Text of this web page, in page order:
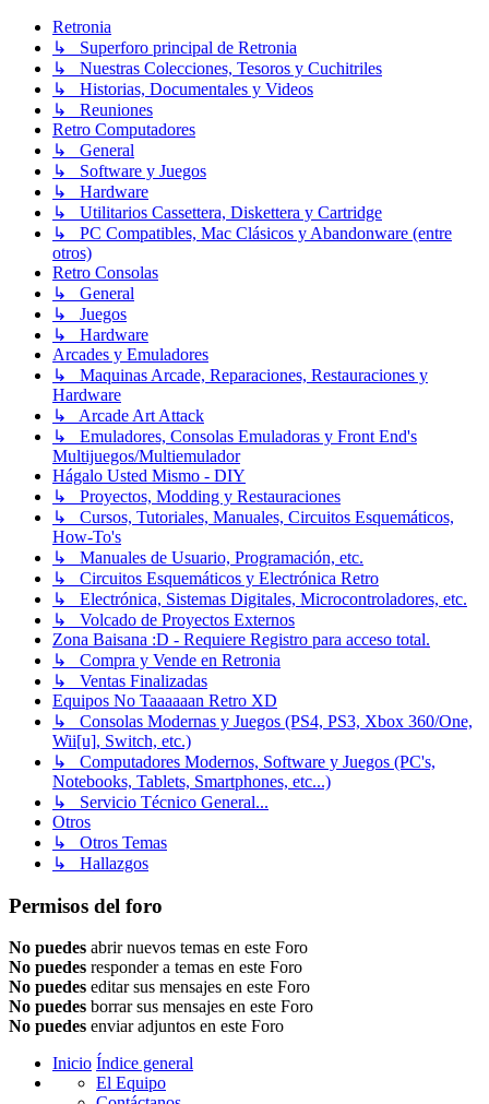
Retronia
↳ Superforo principal de Retronia
↳ Nuestras Colecciones, Tesoros y Cuchitriles
↳ Historias, Documentales y Videos
↳ Reuniones
Retro Computadores
↳ General
↳ Software y Juegos
↳ Hardware
↳ Utilitarios Cassettera, Diskettera y Cartridge
↳ PC Compatibles, Mac Clásicos y Abandonware (entre
otros)
Retro Consolas
↳ General
↳ Juegos
↳ Hardware
Arcades y Emuladores
↳ Maquinas Arcade, Reparaciones, Restauraciones y
Hardware
↳ Arcade Art Attack
↳ Emuladores, Consolas Emuladoras y Front End's
Multijuegos/Multiemulador
Hágalo Usted Mismo - DIY
↳ Proyectos, Modding y Restauraciones
↳ Cursos, Tutoriales, Manuales, Circuitos Esquemáticos,
How-To's
↳ Manuales de Usuario, Programación, etc.
↳ Circuitos Esquemáticos y Electrónica Retro
↳ Electrónica, Sistemas Digitales, Microcontroladores, etc.
↳ Volcado de Proyectos Externos
Zona Baisana :D - Requiere Registro para acceso total.
↳ Compra y Vende en Retronia
↳ Ventas Finalizadas
Equipos No Taaaaaan Retro XD
↳ Consolas Modernas y Juegos (PS4, PS3, Xbox 360/One,
Wii[u], Switch, etc.)
↳ Computadores Modernos, Software y Juegos (PC's,
Notebooks, Tablets, Smartphones, etc...)
↳ Servicio Técnico General...
Otros
↳ Otros Temas
↳ Hallazgos
Permisos del foro
No puedes abrir nuevos temas en este Foro
No puedes responder a temas en este Foro
No puedes editar sus mensajes en este Foro
No puedes borrar sus mensajes en este Foro
No puedes enviar adjuntos en este Foro
Inicio Índice general
El Equipo